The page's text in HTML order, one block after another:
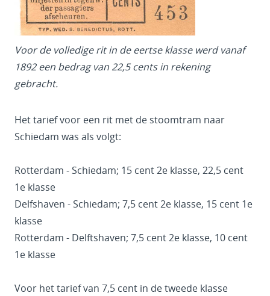
Voor de volledige rit in de eertse klasse werd vanaf
1892 een bedrag van 22,5 cents in rekening
gebracht.
Het tarief voor een rit met de stoomtram naar
Schiedam was als volgt:
Rotterdam - Schiedam; 15 cent 2e klasse, 22,5 cent
1e klasse
Delfshaven - Schiedam; 7,5 cent 2e klasse, 15 cent 1e
klasse
Rotterdam - Delftshaven; 7,5 cent 2e klasse, 10 cent
1e klasse
Voor het tarief van 7,5 cent in de tweede klasse